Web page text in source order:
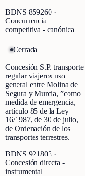
BDNS 859260 ·
Concurrencia
competitiva - canónica
Cerrada
Concesión S.P. transporte
regular viajeros uso
general entre Molina de
Segura y Murcia, ”como
medida de emergencia,
artículo 85 de la Ley
16/1987, de 30 de julio,
de Ordenación de los
transportes terrestres.
BDNS 921803 ·
Concesión directa -
instrumental